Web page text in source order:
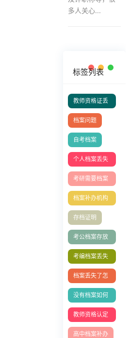
多人关心...
标签列表
教师资格证丢
失补办
档案问题
自考档案
个人档案丢失
补办
考研需要档案
吗
档案补办机构
有哪些
存档证明
考公档案存放
单位填写指南
考编档案丢失
怎么办
档案丢失了怎
么办
没有档案如何
办理退休
教师资格认定
表丢失补办
高中档案补办